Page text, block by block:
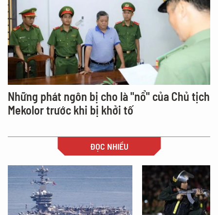
Những phát ngôn bị cho là "nổ" của Chủ tịch
Mekolor trước khi bị khởi tố
ĐỌC NHIỀU